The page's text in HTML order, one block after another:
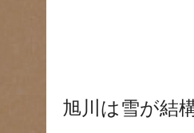
旭川は雪が結